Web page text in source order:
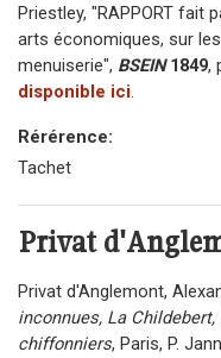
Priestley, "RAPPORT fait
arts économiques, sur
menuiserie", BSEIN1849,
disponible ici
Rérérence:
Tachet
Privat
Privat d'Anglemont,
inconnues, La
chiffonniers, Paris, P.